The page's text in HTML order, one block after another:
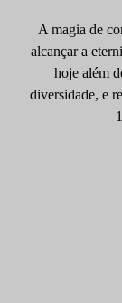
A magia de
alcançar a
hoje além
diversidade, e